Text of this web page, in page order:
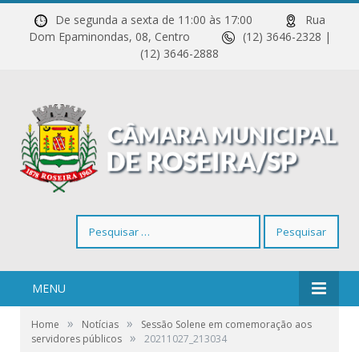
De segunda a sexta de 11:00 às 17:00
Rua
Dom Epaminondas, 08, Centro
(12) 3646-2328 |
(12) 3646-2888
por:
MENU
Home » Notícias »
Sessão Solene em comemoração aos
servidores públicos » 20211027_213034